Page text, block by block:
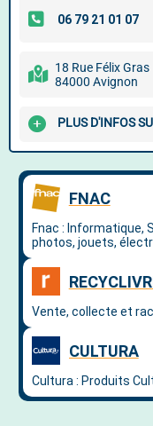
18 Rue Félix Gras
84000 Avignon
PLUS D'INFOS